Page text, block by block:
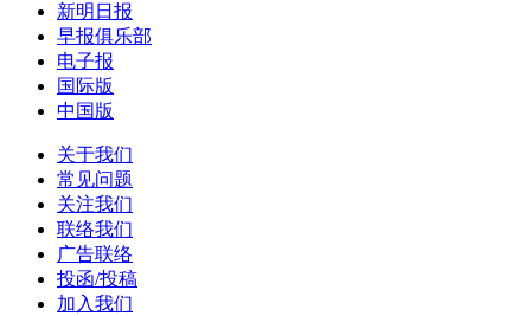
新明日报
早报俱乐部
电子报
国际版
中国版
关于我们
常见问题
关注我们
联络我们
广告联络
投函/投稿
加入我们